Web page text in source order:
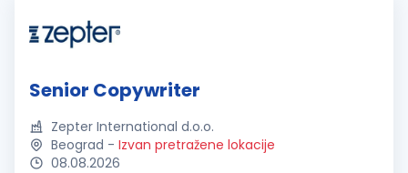
Senior Copywriter
Zepter International d.o.o.
Beograd - Izvan pretražene lokacije
08.08.2026